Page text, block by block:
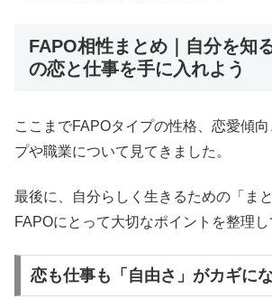
FAPO相性まとめ｜自分を知
の恋と仕事を手に入れよう
ここまでFAPOタイプの性格、恋愛傾
プや職業について見てきました。
最後に、自分らしく生きるための「ま
FAPOにとって大切なポイントを整理し
恋も仕事も「自由さ」がカギに